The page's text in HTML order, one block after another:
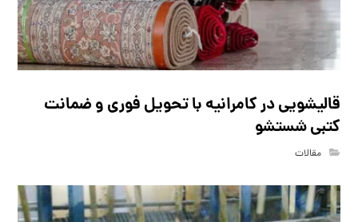
قالیشویی در کامرانیه با تحویل فوری و ضمانت
کتبی شستشو
مقالات